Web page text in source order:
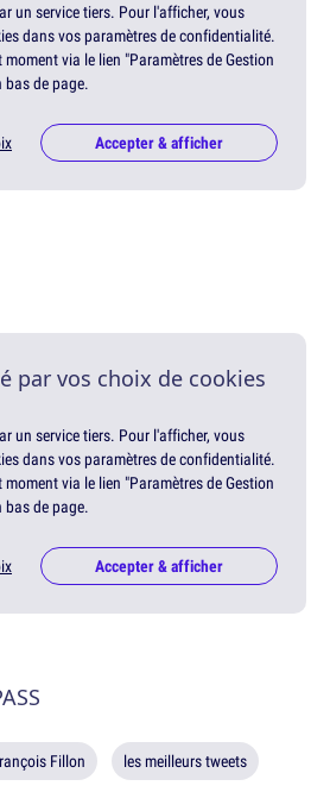
un service tiers. Pour l'afficher, vous
dans vos paramètres de confidentialité.
via le lien "Paramètres de Gestion
de page.
Accepter & afficher
par vos choix de cookies
un service tiers. Pour l'afficher, vous
dans vos paramètres de confidentialité.
via le lien "Paramètres de Gestion
de page.
Accepter & afficher
Fillon les meilleurs tweets